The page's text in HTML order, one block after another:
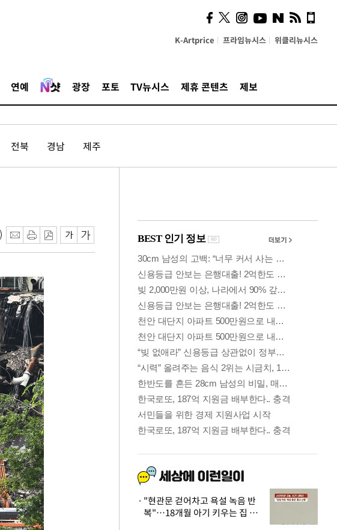
K-Artprice 프라임뉴시스 위클리뉴시스
연예 광장 포토 TV뉴시스 제휴 콘텐츠 제보
전북 경남 제주
의견, 국토부·LH에 충실히
전달할 것"
"현관문 걷어차고 욕설 녹음 반
복"…18개월 아기 키우는 집 뒤